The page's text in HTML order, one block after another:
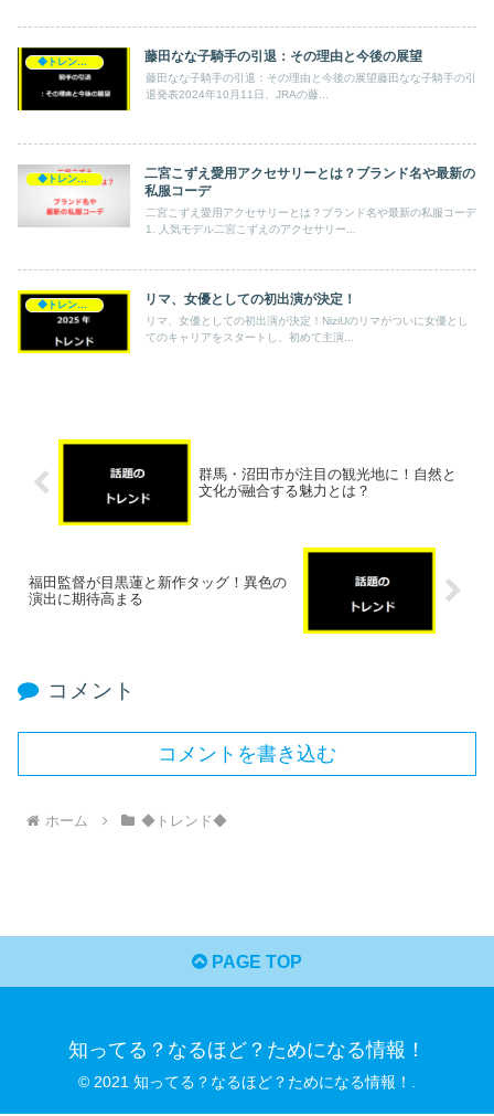
藤田なな子騎手の引退：その理由と今後の展望
藤田なな子騎手の引退：その理由と今後の展望藤田なな子騎手の引
退発表2024年10月11日、JRAの藤...
二宮こずえ愛用アクセサリーとは？ブランド名や最新の
私服コーデ
二宮こずえ愛用アクセサリーとは？ブランド名や最新の私服コーデ
1. 人気モデル二宮こずえのアクセサリー...
リマ、女優としての初出演が決定！
リマ、女優としての初出演が決定！NiziUのリマがついに女優とし
てのキャリアをスタートし、初めて主演...
群馬・沼田市が注目の観光地に！自然と
文化が融合する魅力とは？
福田監督が目黒蓮と新作タッグ！異色の
演出に期待高まる
コメント
コメントを書き込む
ホーム ◆トレンド◆
PAGE TOP
知ってる？なるほど？ためになる情報！
© 2021 知ってる？なるほど？ためになる情報！.